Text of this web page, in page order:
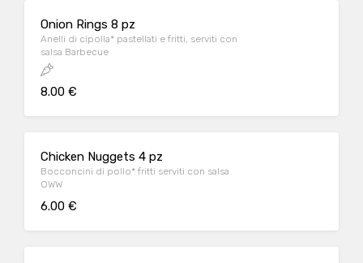
Onion Rings 8 pz
Anelli di cipolla* pastellati e fritti, serviti con
salsa Barbecue
8.00 €
Chicken Nuggets 4 pz
Bocconcini di pollo* fritti serviti con salsa
OWW
6.00 €